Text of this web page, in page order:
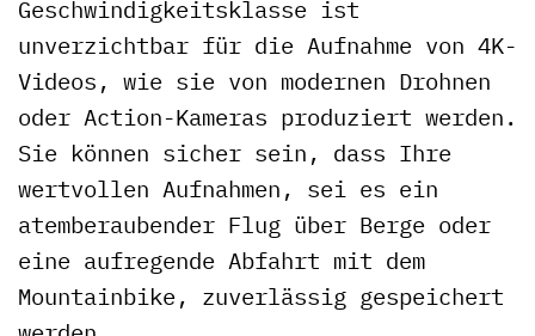
Geschwindigkeitsklasse ist
unverzichtbar für die Aufnahme von 4K-
Videos, wie sie von modernen Drohnen
oder Action-Kameras produziert werden.
Sie können sicher sein, dass Ihre
wertvollen Aufnahmen, sei es ein
atemberaubender Flug über Berge oder
eine aufregende Abfahrt mit dem
Mountainbike, zuverlässig gespeichert